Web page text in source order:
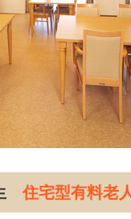
住宅型有料老